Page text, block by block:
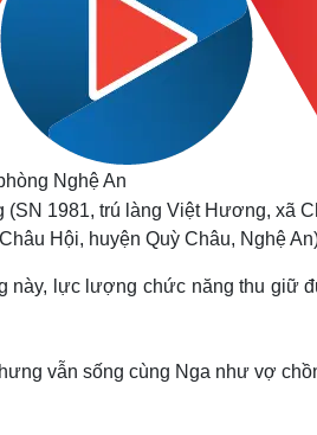
Âm nhạc
Nghệ An
1981, trú làng Việt Hương, xã
Hội, huyện Quỳ Châu, Nghệ
này, lực lượng chức năng thu giữ
vẫn sống cùng Nga như vợ